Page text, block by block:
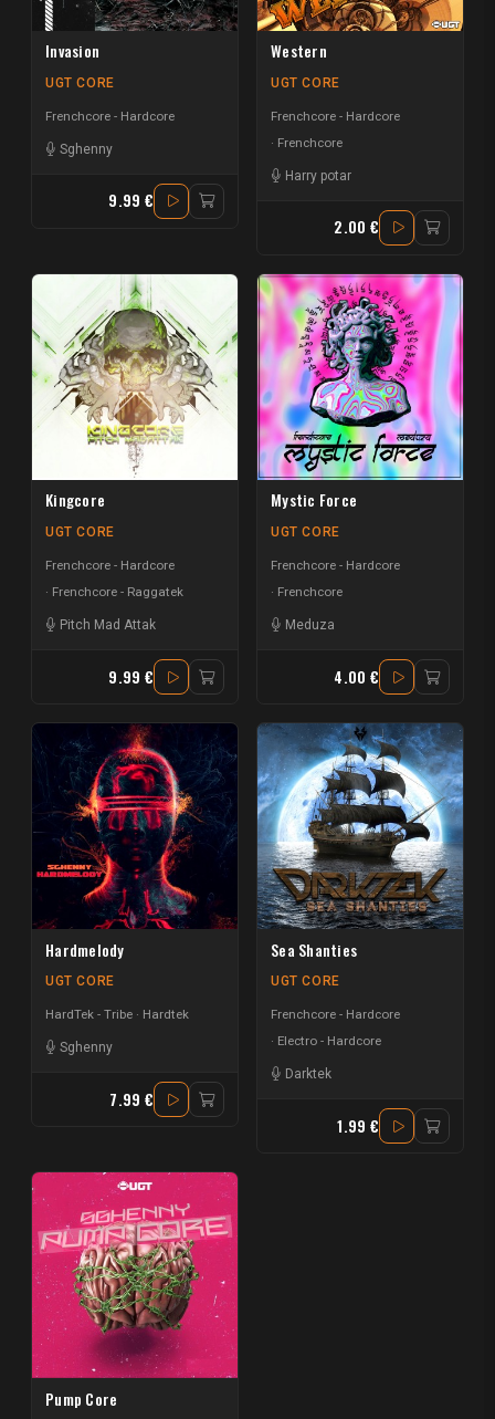
Invasion
UGT CORE
Frenchcore - Hardcore
Sghenny
9.99 €
Western
UGT CORE
Frenchcore - Hardcore
Frenchcore
Harry potar
2.00 €
Kingcore
UGT CORE
Frenchcore - Hardcore
Frenchcore - Raggatek
Pitch Mad Attak
9.99 €
Mystic Force
UGT CORE
Frenchcore - Hardcore
Frenchcore
Meduza
4.00 €
Hardmelody
UGT CORE
HardTek - Tribe Hardtek
Sghenny
7.99 €
Sea Shanties
UGT CORE
Frenchcore - Hardcore
Electro - Hardcore
Darktek
1.99 €
Pump Core